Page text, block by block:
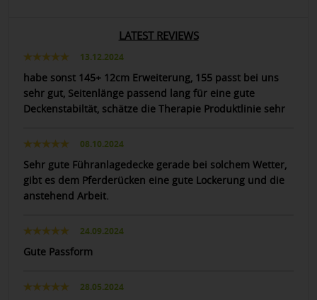
LATEST REVIEWS
13.12.2024
habe sonst 145+ 12cm Erweiterung, 155 passt bei uns
sehr gut, Seitenlänge passend lang für eine gute
Deckenstabiltät, schätze die Therapie Produktlinie sehr
08.10.2024
Sehr gute Führanlagedecke gerade bei solchem Wetter,
gibt es dem Pferderücken eine gute Lockerung und die
anstehend Arbeit.
24.09.2024
Gute Passform
28.05.2024